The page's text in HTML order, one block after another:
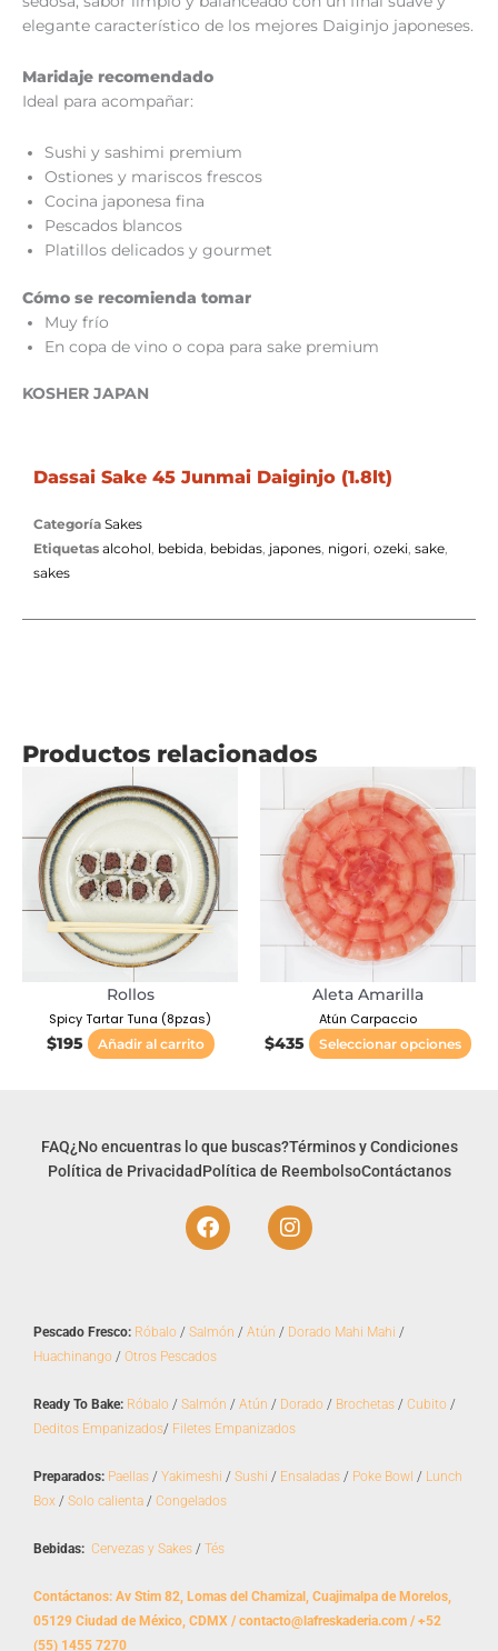
elegante característico de los mejores Daiginjo japoneses.
Maridaje recomendado
Ideal para acompañar:
Sushi y sashimi premium
Ostiones y mariscos frescos
Cocina japonesa fina
Pescados blancos
Platillos delicados y gourmet
Cómo se recomienda tomar
Muy frío
En copa de vino o copa para sake premium
KOSHER JAPAN
Productos relacionados
Rollos
Spicy Tartar Tuna (8pzas)
$195 Añadir al carrito
Aleta Amarilla
Atún Carpaccio
$435 Seleccionar opciones
Las
se
la
Dassai Sake 45 Junmai Daiginjo (1.8lt)
Categoría Sakes
Etiquetas alcohol, bebida, bebidas, japones, nigori, ozeki, sake,
sakes
FAQ¿No encuentras lo que buscas?Términos y Condiciones
Política de PrivacidadPolítica de ReembolsoContáctanos
F
a
o
o
I
n
g
Pescado Fresco: Róbalo / Salmón / Atún / Dorado Mahi Mahi /
Huachinango / Otros Pescados
Ready To Bake: Róbalo / Salmón / Atún / Dorado / Brochetas / Cubito /
Deditos Empanizados/ Filetes Empanizados
Preparados: Paellas / Yakimeshi / Sushi / Ensaladas / Poke Bowl / Lunch
Box / Solo calienta / Congelados
Bebidas: Cervezas y Sakes / Tés
Contáctanos: Av Stim 82, Lomas del Chamizal, Cuajimalpa de Morelos,
05129 Ciudad de México, CDMX / contacto@lafreskaderia.com / +52
(55) 1455 7270